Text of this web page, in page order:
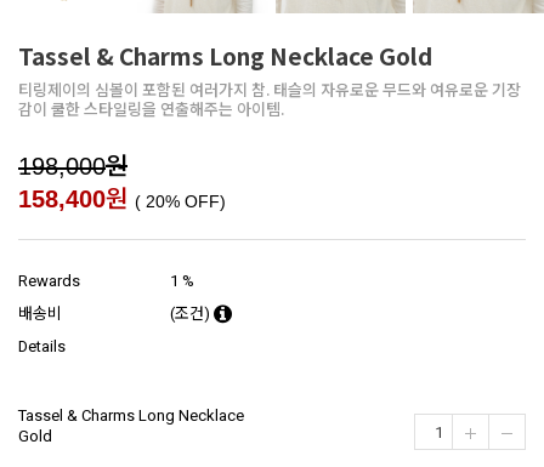
Tassel & Charms Long Necklace Gold
티링제이의 심볼이 포함된 여러가지 참. 태슬의 자유로운 무드와 여유로운 기장
감이 쿨한 스타일링을 연출해주는 아이템.
198,000원
158,400원 ( 20% OFF)
Rewards
1 %
배송비
(조건)
Details
Tassel & Charms Long Necklace
Gold